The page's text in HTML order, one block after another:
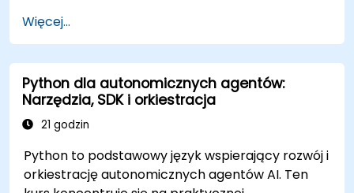
Więcej...
Python dla autonomicznych agentów:
Narzędzia, SDK i orkiestracja
21 godzin
Python to podstawowy język wspierający rozwój i
orkiestrację autonomicznych agentów AI. Ten